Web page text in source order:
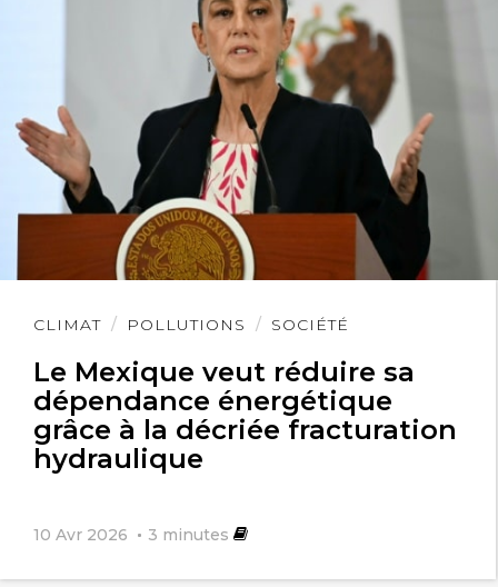
CLIMAT POLLUTIONS SOCIÉTÉ
Le Mexique veut réduire sa
dépendance énergétique
grâce à la décriée fracturation
hydraulique
10 Avr 2026 3 minutes
Lire